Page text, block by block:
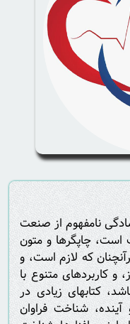
نامفهوم از صنعت
است، چاپگرها و متون
که لازم است، و
و کاربردهای متنوع با
کتابهای زیادی در
شناخت فراوان